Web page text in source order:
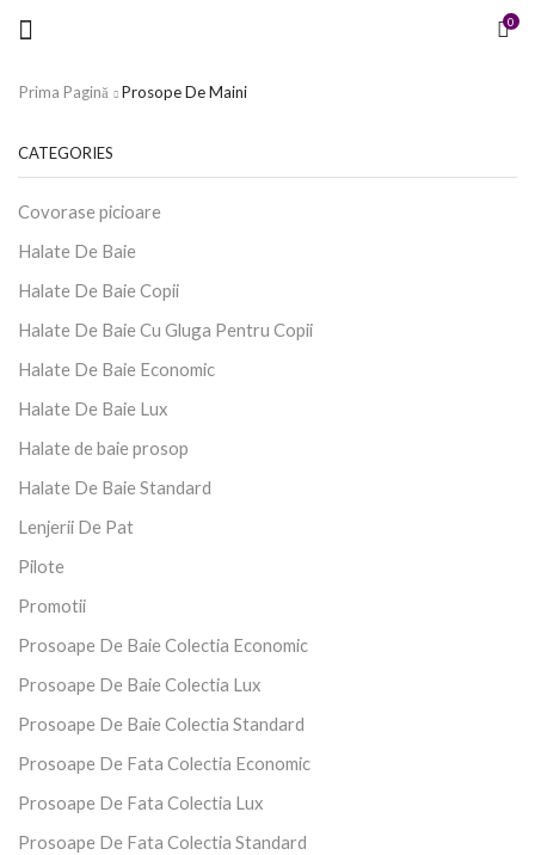
0
Menu
Prima Pagină Prosope De Maini
CATEGORIES
Covorase picioare
Halate De Baie
Halate De Baie Copii
Halate De Baie Cu Gluga Pentru Copii
Halate De Baie Economic
Halate De Baie Lux
Halate de baie prosop
Halate De Baie Standard
Lenjerii De Pat
Pilote
Promotii
Prosoape De Baie Colectia Economic
Prosoape De Baie Colectia Lux
Prosoape De Baie Colectia Standard
Prosoape De Fata Colectia Economic
Prosoape De Fata Colectia Lux
Prosoape De Fata Colectia Standard